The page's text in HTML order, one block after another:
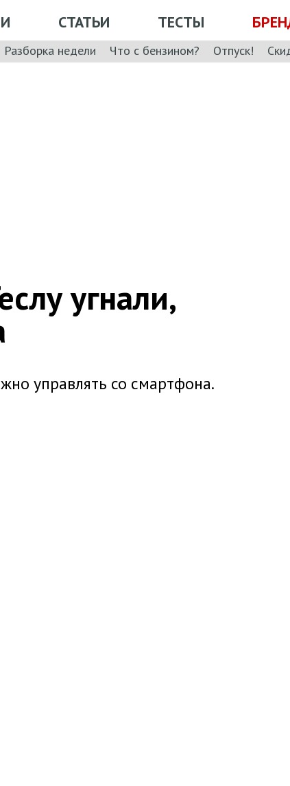
СТАТЬИ ТЕСТЫ
Разборка недели Что с бензином? Отпуск!
угнали,
управлять со смартфона.